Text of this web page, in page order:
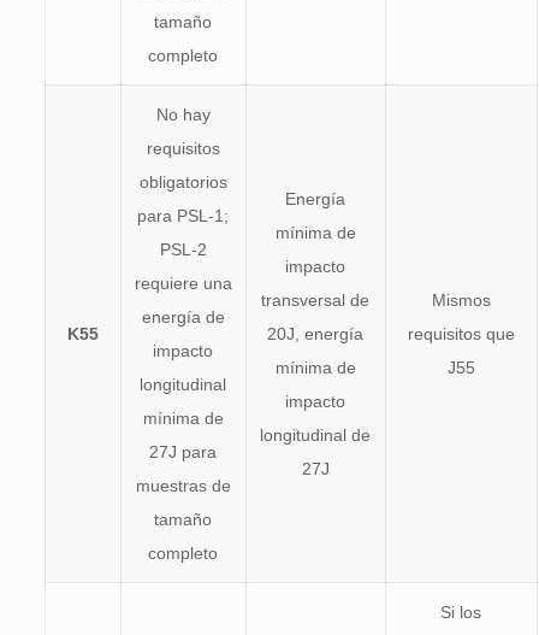
tamaño
completo
K55
No hay
requisitos
obligatorios
para PSL-1;
PSL-2
requiere una
energía de
impacto
longitudinal
mínima de
27J para
muestras de
tamaño
completo
Energía
mínima de
impacto
transversal de
20J, energía
mínima de
impacto
longitudinal de
27J
Mismos
requisitos que
J55
Si los